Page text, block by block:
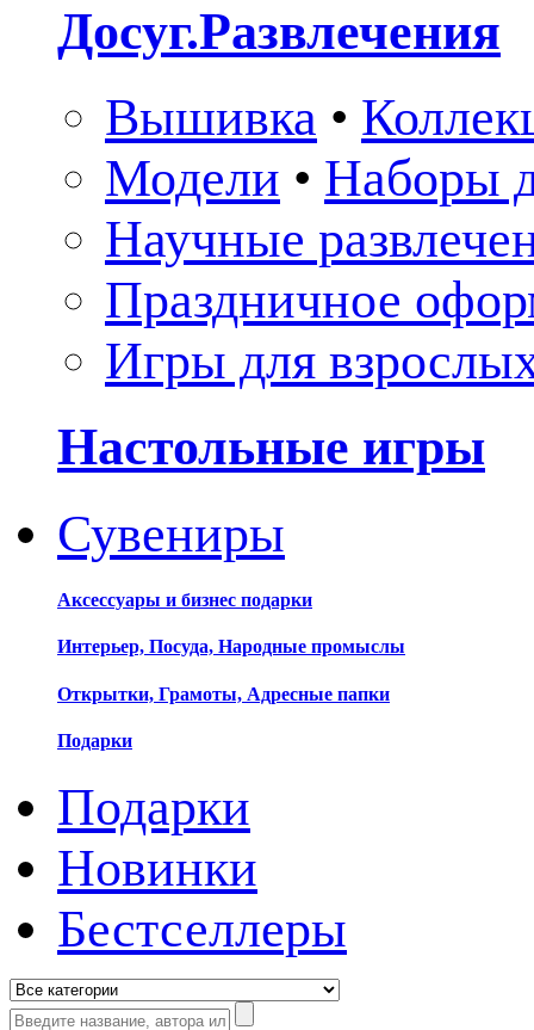
Досуг.Развлечения
Вышивка •
Модели • Наборы
Научные
Праздничное
Игры для
Настольные игры
Сувениры
Аксессуары и бизнес подарки
Интерьер, Посуда, Народные промыслы
Открытки, Грамоты, Адресные папки
Подарки
Подарки
Новинки
Бестселлеры